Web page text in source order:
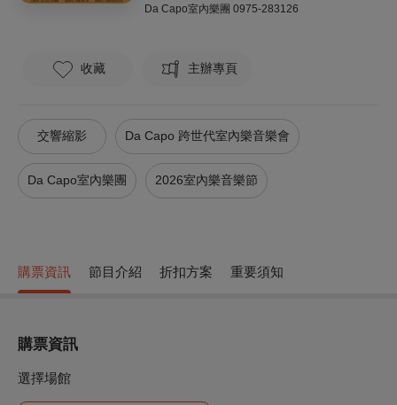
Da Capo室內樂團 0975-283126
收藏 主辦專頁
交響縮影 Da Capo 跨世代室內樂音樂會
Da Capo室內樂團 2026室內樂音樂節
購票資訊 節目介紹 折扣方案 重要須知
購票資訊
選擇場館